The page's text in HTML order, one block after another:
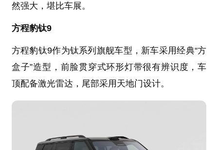
然强大，堪比车展。
方程豹钛9
方程豹钛9作为钛系列旗舰车型，新车采用经典“方
盒子”造型，前脸贯穿式环形灯带很有辨识度，车
顶配备激光雷达，尾部采用天地门设计。